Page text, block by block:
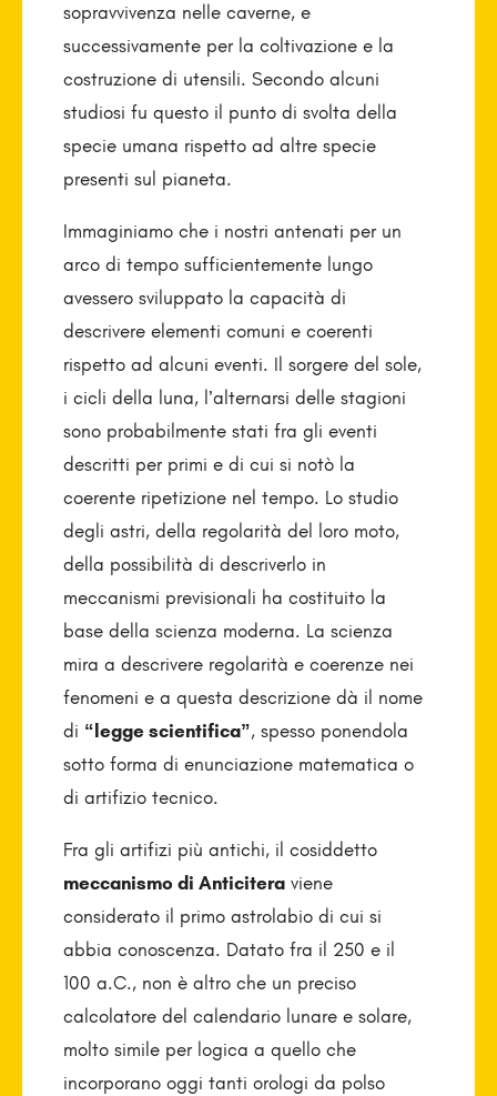
sopravvivenza nelle caverne, e
successivamente per la coltivazione e la
costruzione di utensili. Secondo alcuni
studiosi fu questo il punto di svolta della
specie umana rispetto ad altre specie
presenti sul pianeta.
Immaginiamo che i nostri antenati per un
arco di tempo sufficientemente lungo
avessero sviluppato la capacità di
descrivere elementi comuni e coerenti
rispetto ad alcuni eventi. Il sorgere del sole,
i cicli della luna, l’alternarsi delle stagioni
sono probabilmente stati fra gli eventi
descritti per primi e di cui si notò la
coerente ripetizione nel tempo. Lo studio
degli astri, della regolarità del loro moto,
della possibilità di descriverlo in
meccanismi previsionali ha costituito la
base della scienza moderna. La scienza
mira a descrivere regolarità e coerenze nei
fenomeni e a questa descrizione dà il nome
di “legge scientifica”, spesso ponendola
sotto forma di enunciazione matematica o
di artifizio tecnico.
Fra gli artifizi più antichi, il cosiddetto
meccanismo di Anticiteraviene
considerato il primo astrolabio di cui si
abbia conoscenza. Datato fra il 250 e il
100 a.C., non è altro che un preciso
calcolatore del calendario lunare e solare,
molto simile per logica a quello che
incorporano oggi tanti orologi da polso